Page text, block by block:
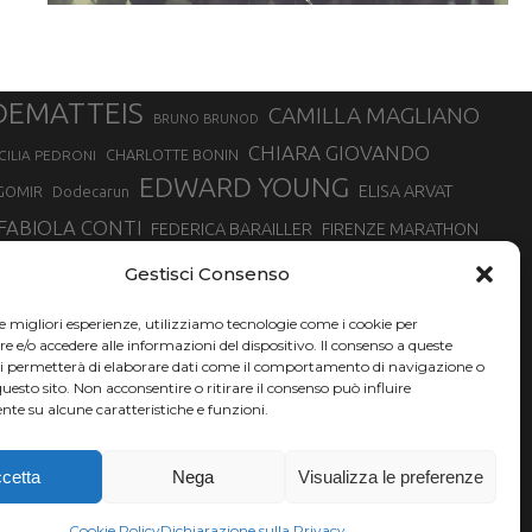
Gestisci Consenso
migliori esperienze, utilizziamo tecnologie come i cookie per
e/o accedere alle informazioni del dispositivo. Il consenso a queste
permetterà di elaborare dati come il comportamento di navigazione o
sito. Non acconsentire o ritirare il consenso può influire
su alcune caratteristiche e funzioni.
Nega Visualizza le preferenze
BRUNO BRUNOD CAMILLA MAGLIANO
PEDRONI CHARLOTTE BONIN CHIARA GIOVANDO
Dodecarun EDWARD YOUNG ELISA ARVAT
FABIOLA CONTI FEDERICA BARAILLER FIRENZE MARATHON
GIOVANNA EPIS GIULIANO CAVALLO
DI TORINO MARATONINA MARCELLA BELLETTI MARCO OLMO
MONVISO VERTICAL RACE NADIA BATTOCLETTI
BONALDI SILVIA RAMPAZZO
CHEVRIER YEMAN CRIPPA